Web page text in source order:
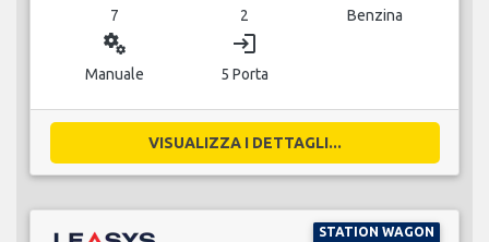
7 2 Benzina
miscellaneous_services
Manuale
login
5 Porta
VISUALIZZA I DETTAGLI...
STATION WAGON